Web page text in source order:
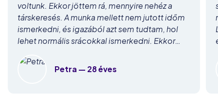
voltunk. Ekkor jöttem rá, mennyire nehéz a
társkeresés. A munka mellett nem jutott időm
ismerkedni, és igazából azt sem tudtam, hol
lehet normális srácokkal ismerkedni. Ekkor
társkeresést. A Lovino megkönnyítette a
Petra — 28 éves